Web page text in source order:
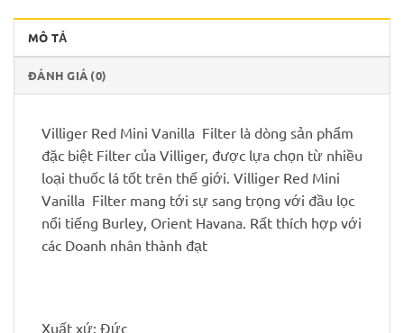
MÔ TẢ
ĐÁNH GIÁ (0)
Villiger Red Mini Vanilla Filter là dòng sản phẩm
đặc biệt Filter của Villiger, được lựa chọn từ nhiều
loại thuốc lá tốt trên thế giới. Villiger Red Mini
Vanilla Filter mang tới sự sang trọng với đầu lọc
nổi tiếng Burley, Orient Havana. Rất thích hợp với
các Doanh nhân thành đạt
Xuất xứ: Đức